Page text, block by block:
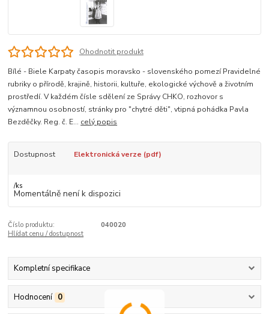
Ohodnotit produkt
Bílé - Biele Karpaty časopis moravsko - slovenského pomezí Pravidelné
rubriky o přírodě, krajině, historii, kultuře, ekologické výchově a životním
prostředí. V každém čísle sdělení ze Správy CHKO, rozhovor s
významnou osobností, stránky pro "chytré děti", vtipná pohádka Pavla
Bezděčky. Reg. č. E... celý popis
Dostupnost Elektronická verze (pdf)
/ks
Momentálně není k dispozici
Číslo produktu:
040020
Hlídat cenu / dostupnost
Kompletní specifikace
Hodnocení 0